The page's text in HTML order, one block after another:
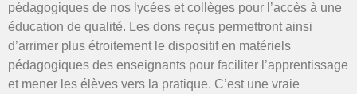
pédagogiques de nos lycées et collèges pour l’accès à une
éducation de qualité. Les dons reçus permettront ainsi
d’arrimer plus étroitement le dispositif en matériels
pédagogiques des enseignants pour faciliter l’apprentissage
et mener les élèves vers la pratique. C’est une vraie